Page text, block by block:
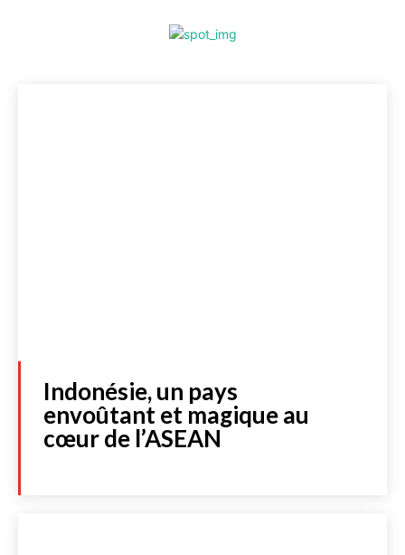
Indonésie, un pays
envoûtant et magique au
cœur de l’ASEAN